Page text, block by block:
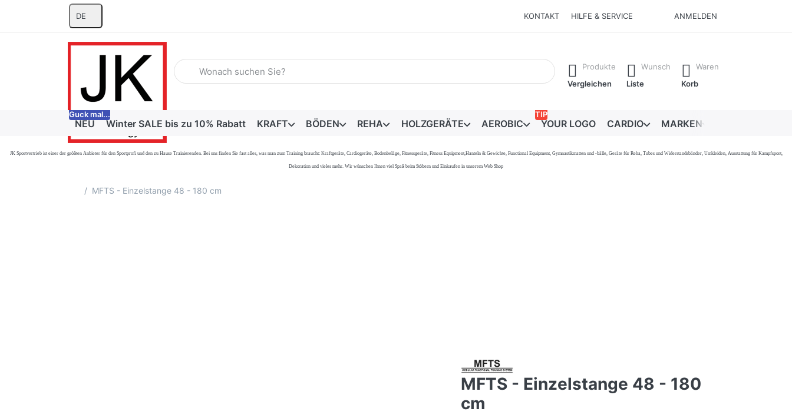
DE KONTAKT HILFE & SERVICE ANMELDEN
Geben Sie einen Suchbegriff ein. Während Sie tippen, erscheinen automatisch erste Ergebnisse. Drücken Sie die Eingabetaste, um alle Ergebnisse
Produkte
Vergleichen
Wunsch
Liste
Waren
Korb
NEU
Guck mal...
Winter SALE bis zu 10% Rabatt KRAFT BÖDEN REHA HOLZGERÄTE AEROBIC YOUR LOGO
TIP
CARDIO MARKEN
JK Sportvertrieb ist einer der größten Anbieter für den Sportprofi und den zu Hause Trainierenden. Bei uns finden Sie fast alles, was man zum Training braucht: Kraftgeräte, Cardiogeräte, Bodenbeläge, Fitnessgeräte, Fitness Equipment,Hanteln & Gewichte, Functional Equipment, Gymnastikmatten und -bälle, Geräte für Reha, Tubes und Widerstandsbänder, Umkleiden, Ausstattung für Kampfsport,
Dekoration und vieles mehr. Wir wünschen Ihnen viel Spaß beim Stöbern und Einkaufen in unserem Web Shop
Startseite
MFTS - Einzelstange 48 - 180 cm
MFTS - Einzelstange 48 - 180
cm